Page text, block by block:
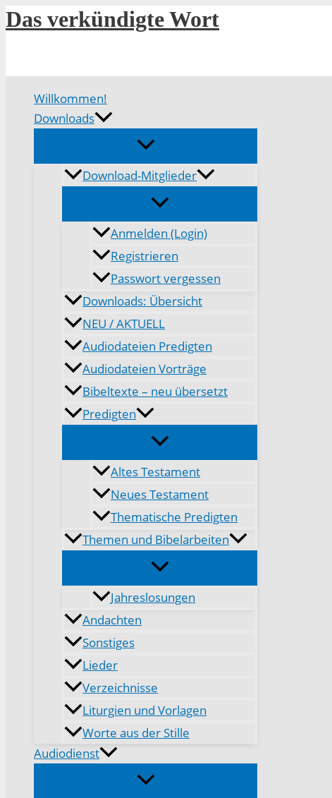
Zum
Inhalt
Das verkündigte Wort
Willkommen!
Downloads
Download-Mitglieder
Anmelden (Login)
Registrieren
Passwort vergessen
Downloads: Übersicht
NEU / AKTUELL
Audiodateien Predigten
Audiodateien Vorträge
Bibeltexte – neu übersetzt
Predigten
Altes Testament
Neues Testament
Thematische Predigten
Themen und Bibelarbeiten
Jahreslosungen
Andachten
Sonstiges
Lieder
Verzeichnisse
Liturgien und Vorlagen
Worte aus der Stille
Audiodienst